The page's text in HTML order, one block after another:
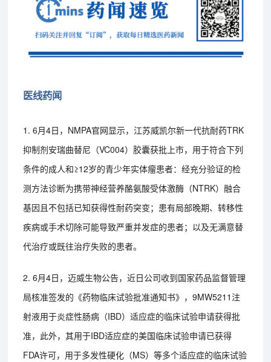
医线药闻
1. 6月4日，NMPA官网显示，江苏威凯尔新一代抗耐药TRK
抑制剂安瑞曲替尼（VC004）胶囊获批上市，用于符合下列
条件的成人和≥12岁的青少年实体瘤患者：经充分验证的检
测方法诊断为携带神经营养酪氨酸受体激酶（NTRK）融合
基因且不包括已知获得性耐药突变；患有局部晚期、转移性
疾病或手术切除可能导致严重并发症的患者；以及无满意替
代治疗或既往治疗失败的患者。
2. 6月4日，迈威生物公告，近日公司收到国家药品监督管理
局核准签发的《药物临床试验批准通知书》，9MW5211注
射液用于炎症性肠病（IBD）适应症的临床试验申请获得批
准，此外，其用于IBD适应症的美国临床试验申请已获得
FDA许可，用于多发性硬化（MS）等多个适应症的临床试验